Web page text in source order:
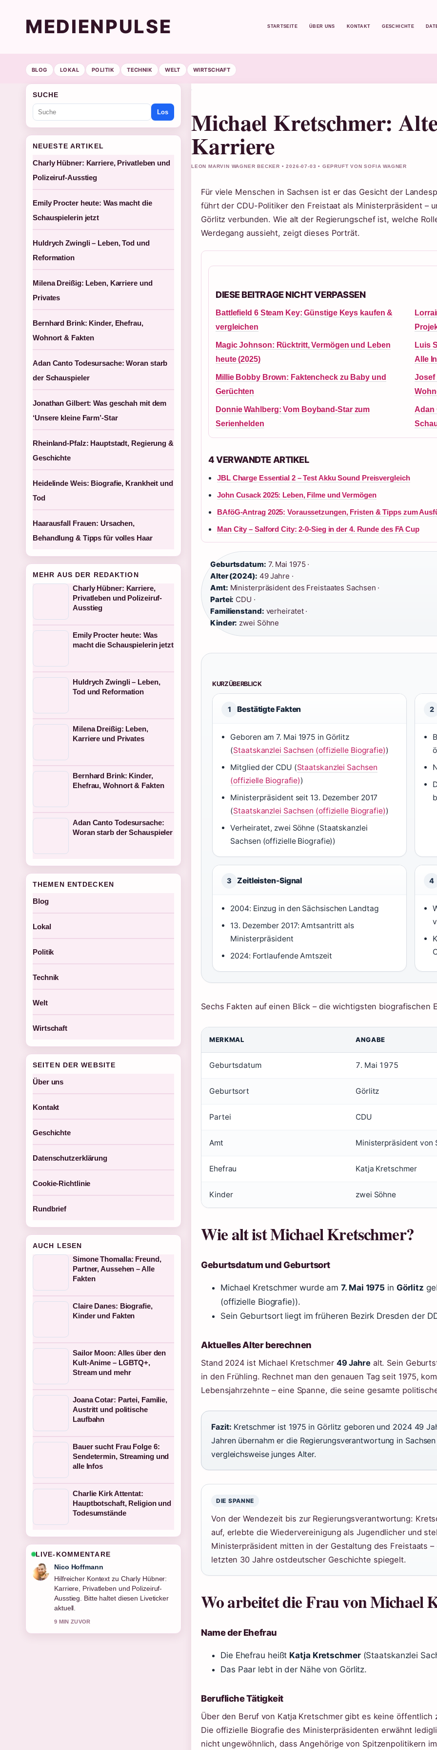
MEDIENPULSE STARTSEITE ÜBER UNS KONTAKT GESCHICHTE
BLOG LOKAL POLITIK TECHNIK WELT WIRTSCHAFT
Michael Kretschmer:
Karriere
LEON MARVIN WAGNER BECKER • 2026-07-03 • GEPRUFT VON SOFIA WAGNER
Für viele Menschen in Sachsen ist er das Gesicht der
führt der CDU-Politiker den Freistaat als Ministerpräsident –
Görlitz verbunden. Wie alt der Regierungschef ist, welche
Werdegang aussieht, zeigt dieses Porträt.
DIESE BEITRAGE NICHT VERPASSEN
Battlefield 6 Steam Key: Günstige Keys kaufen &
vergleichen
Magic Johnson: Rücktritt, Vermögen und Leben
heute (2025)
Luis
Alle
Millie Bobby Brown: Faktencheck zu Baby und
Gerüchten
Josef
Donnie Wahlberg: Vom Boyband-Star zum
Serienhelden
Adan
4 VERWANDTE ARTIKEL
JBL Charge Essential 2 – Test Akku Sound Preisvergleich
John Cusack 2025: Leben, Filme und Vermögen
BAföG-Antrag 2025: Voraussetzungen, Fristen & Tipps zum
Man City – Salford City: 2-0-Sieg in der 4. Runde des FA Cup
Geburtsdatum: 7. Mai 1975 ·
Alter (2024): 49 Jahre ·
Amt: Ministerpräsident des Freistaates Sachsen ·
Partei: CDU ·
Familienstand: verheiratet ·
Kinder: zwei Söhne
KURZÜBERBLICK
1 Bestätigte Fakten
Geboren am 7. Mai 1975 in Görlitz
(Staatskanzlei Sachsen (offizielle Biografie))
Mitglied der CDU (Staatskanzlei Sachsen
(offizielle Biografie))
Ministerpräsident seit 13. Dezember 2017
(Staatskanzlei Sachsen (offizielle Biografie))
Verheiratet, zwei Söhne (Staatskanzlei
Sachsen (offizielle Biografie))
2
3 Zeitleisten-Signal
2004: Einzug in den Sächsischen Landtag
13. Dezember 2017: Amtsantritt als
Ministerpräsident
2024: Fortlaufende Amtszeit
4
Sechs Fakten auf einen Blick – die wichtigsten biografischen
MERKMAL ANGABE
Geburtsdatum 7. Mai 1975
Geburtsort Görlitz
Partei CDU
Amt Ministerpräsident von
Ehefrau Katja Kretschmer
Kinder zwei Söhne
Wie alt ist Michael Kretschmer?
Geburtsdatum und Geburtsort
Michael Kretschmer wurde am7. Mai 1975 in Görlitz
(offizielle Biografie)).
Sein Geburtsort liegt im früheren Bezirk Dresden der
Aktuelles Alter berechnen
Stand 2024 ist Michael Kretschmer 49 Jahrealt. Sein
in den Frühling. Rechnet man den genauen Tag seit 1975,
Lebensjahrzehnte – eine Spanne, die seine gesamte
Fazit: Kretschmer ist 1975 in Görlitz geboren und 2024 49
Jahren übernahm er die Regierungsverantwortung in
vergleichsweise junges Alter.
DIE SPANNE
Von der Wendezeit bis zur Regierungsverantwortung:
auf, erlebte die Wiedervereinigung als Jugendlicher und
Ministerpräsident mitten in der Gestaltung des Freistaats
letzten 30 Jahre ostdeutscher Geschichte spiegelt.
Wo arbeitet die Frau von Michael
Name der Ehefrau
Die Ehefrau heißt Katja Kretschmer(Staatskanzlei
Das Paar lebt in der Nähe von Görlitz.
Berufliche Tätigkeit
Über den Beruf von Katja Kretschmer gibt es keine öffentlich
Die offizielle Biografie des Ministerpräsidenten erwähnt
nicht ungewöhnlich, dass Angehörige von Spitzenpolitikern
SUCHE
Los
NEUESTE ARTIKEL
Charly Hübner: Karriere, Privatleben und
Polizeiruf-Ausstieg
Emily Procter heute: Was macht die
Schauspielerin jetzt
Huldrych Zwingli – Leben, Tod und
Reformation
Milena Dreißig: Leben, Karriere und
Privates
Bernhard Brink: Kinder, Ehefrau,
Wohnort & Fakten
Adan Canto Todesursache: Woran starb
der Schauspieler
Jonathan Gilbert: Was geschah mit dem
‘Unsere kleine Farm’-Star
Rheinland-Pfalz: Hauptstadt, Regierung &
Geschichte
Heidelinde Weis: Biografie, Krankheit und
Tod
Haarausfall Frauen: Ursachen,
Behandlung & Tipps für volles Haar
MEHR AUS DER REDAKTION
Charly Hübner: Karriere,
Privatleben und Polizeiruf-
Ausstieg
Emily Procter heute: Was
macht die Schauspielerin jetzt
Huldrych Zwingli – Leben,
Tod und Reformation
Milena Dreißig: Leben,
Karriere und Privates
Bernhard Brink: Kinder,
Ehefrau, Wohnort & Fakten
Adan Canto Todesursache:
Woran starb der Schauspieler
THEMEN ENTDECKEN
Blog
Lokal
Politik
Technik
Welt
Wirtschaft
SEITEN DER WEBSITE
Über uns
Kontakt
Geschichte
Datenschutzerklärung
Cookie-Richtlinie
Rundbrief
AUCH LESEN
Simone Thomalla: Freund,
Partner, Aussehen – Alle
Fakten
Claire Danes: Biografie,
Kinder und Fakten
Sailor Moon: Alles über den
Kult-Anime – LGBTQ+,
Stream und mehr
Joana Cotar: Partei, Familie,
Austritt und politische
Laufbahn
Bauer sucht Frau Folge 6:
Sendetermin, Streaming und
alle Infos
Charlie Kirk Attentat:
Hauptbotschaft, Religion und
Todesumstände
LIVE-KOMMENTARE
Nico Hoffmann
Hilfreicher Kontext zu Charly Hübner:
Karriere, Privatleben und Polizeiruf-
Ausstieg. Bitte haltet diesen Liveticker
aktuell.
9 MIN ZUVOR